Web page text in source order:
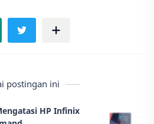
postingan ini
HP Infinix